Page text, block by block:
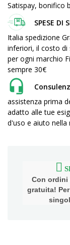
Satispay, bonifico
SPESE DI
Italia spedizione
inferiori, il costo di
per ogni marchio
sempre 30€
assistenza prima
adatto alle tue
d'uso e aiuto nella
Con ordini
gratuita!